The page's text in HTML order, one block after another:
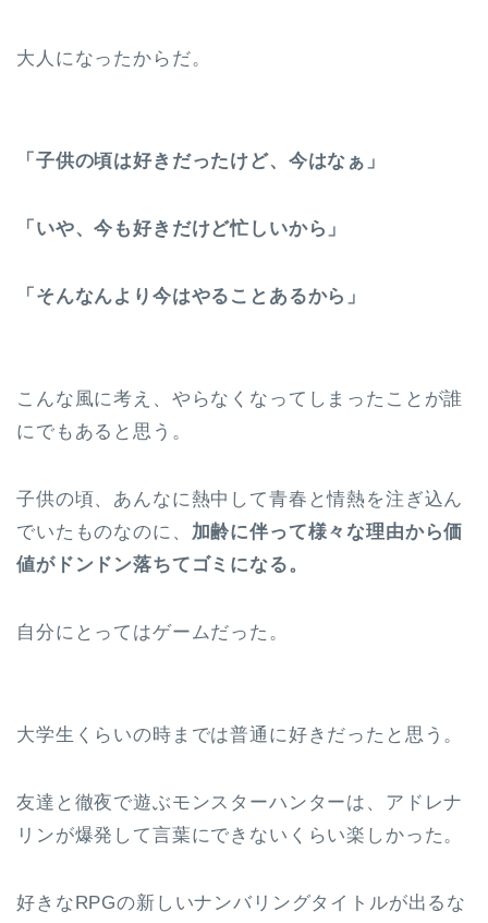
大人になったからだ。
「子供の頃は好きだったけど、今はなぁ」
「いや、今も好きだけど忙しいから」
「そんなんより今はやることあるから」
こんな風に考え、やらなくなってしまったことが誰
にでもあると思う。
子供の頃、あんなに熱中して青春と情熱を注ぎ込ん
でいたものなのに、 加齢に伴って様々な理由から価
値がドンドン落ちてゴミになる。
自分にとってはゲームだった。
大学生くらいの時までは普通に好きだったと思う。
友達と徹夜で遊ぶモンスターハンターは、アドレナ
リンが爆発して言葉にできないくらい楽しかった。
好きなRPGの新しいナンバリングタイトルが出るな